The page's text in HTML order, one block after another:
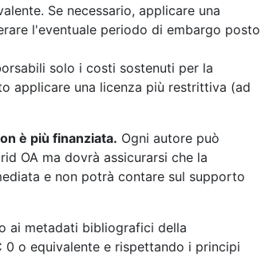
Se necessario, applicare una
l'eventuale periodo di embargo posto
solo i costi sostenuti per la
applicare una licenza più restrittiva (ad
è più finanziata. Ogni autore può
OA ma dovrà assicurarsi che la
e non potrà contare sul supporto
ai metadati bibliografici della
o equivalente e rispettando i principi